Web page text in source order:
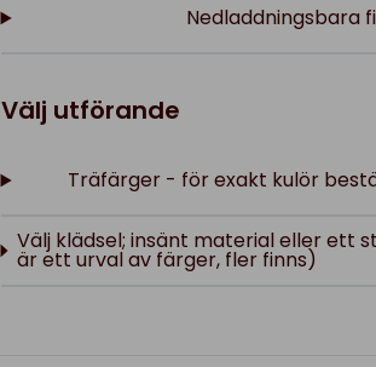
Nedladdningsbara
Välj utförande
Träfärger - för exakt kulör
Välj klädsel; insänt material eller ett
är ett urval av färger, fler finns)